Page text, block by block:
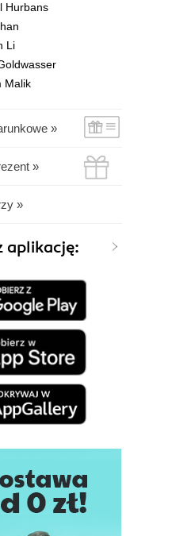
Hurbans
Li
Malik
»
»
»
aplikację: